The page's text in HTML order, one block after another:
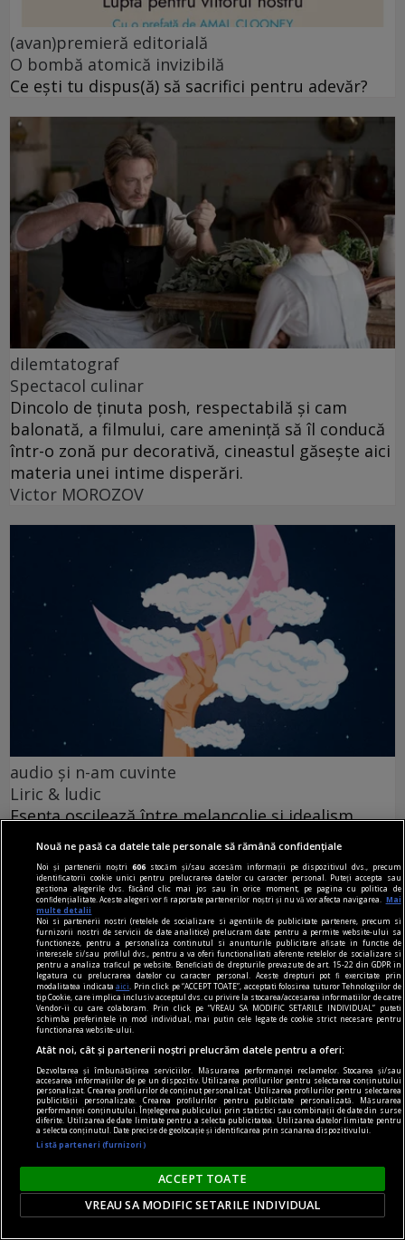
(avan)premieră editorială
O bombă atomică invizibilă
Ce ești tu dispus(ă) să sacrifici pentru adevăr?
dilemtatograf
Spectacol culinar
Dincolo de ținuta posh, respectabilă și cam
balonată, a filmului, care amenință să îl conducă
într-o zonă pur decorativă, cineastul găsește aici
materia unei intime disperări.
Victor MOROZOV
audio şi n-am cuvinte
Liric & ludic
Esența oscilează între melancolie și idealism
romantic.
Aron BIRO
FRONT: expoziție de fotografie de război, cu
Vineri, 23 februarie, de la ora 19:00, la doi ani de
la începerea războiului din Ucraina, se deschide
expoziția de fotografie de război FRONT, la
Nouă ne pasă ca datele tale personale să rămână confidențiale
Noi și partenerii noștri606 stocăm și/sau accesăm informații pe dispozitivul dvs., precum
identificatorii cookie unici pentru prelucrarea datelor cu caracter personal. Puteți accepta sau
gestiona alegerile dvs. făcând clic mai jos sau în orice moment, pe pagina cu politica de
confidențialitate. Aceste alegeri vor fi raportate partenerilor noștri și nu vă vor afecta navigarea.
Mai
multe detalii
Noi si partenerii nostri (retelele de socializare si agentiile de publicitate partenere, precum si
furnizorii nostri de servicii de date analitice) prelucram date pentru a permite website-ului sa
functioneze, pentru a personaliza continutul si anunturile publicitare afisate in functie de
interesele si/sau profilul dvs., pentru a va oferi functionalitati aferente retelelor de socializare si
pentru a analiza traficul pe website. Beneficiati de drepturile prevazute de art. 15-22 din GDPR in
legatura cu prelucrarea datelor cu caracter personal. Aceste drepturi pot fi exercitate prin
modalitatea indicataaici
. Prin click pe “ACCEPT TOATE”, acceptati folosirea tuturor Tehnologiilor de
tip Cookie, care implica inclusiv acceptul dvs. cu privire la stocarea/accesarea informatiilor de catre
Vendor-ii cu care colaboram. Prin click pe “VREAU SA MODIFIC SETARILE INDIVIDUAL” puteti
schimba preferintele in mod individual, mai putin cele legate de cookie strict necesare pentru
functionarea website-ului.
Atât noi, cât și partenerii noștri prelucrăm datele pentru a oferi:
Dezvoltarea și îmbunătățirea serviciilor. Măsurarea performanței reclamelor. Stocarea și/sau
accesarea informațiilor de pe un dispozitiv. Utilizarea profilurilor pentru selectarea conținutului
personalizat. Crearea profilurilor de conținut personalizat. Utilizarea profilurilor pentru selectarea
publicității personalizate. Crearea profilurilor pentru publicitate personalizată. Măsurarea
performanței conținutului. Înțelegerea publicului prin statistici sau combinații de date din surse
diferite. Utilizarea de date limitate pentru a selecta publicitatea. Utilizarea datelor limitate pentru
a selecta conținutul. Date precise de geolocație și identificarea prin scanarea dispozitivului.
Listă parteneri (furnizori)
ACCEPT TOATE
VREAU SA MODIFIC SETARILE INDIVIDUAL